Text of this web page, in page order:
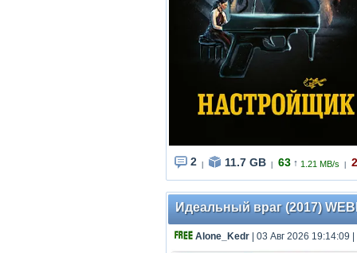
2 11.7 GB 63 ↑ 1.21 MB/s 2
Идеальный враг (2017)
Alone_Kedr | 03 Авг 2026 19:14:09